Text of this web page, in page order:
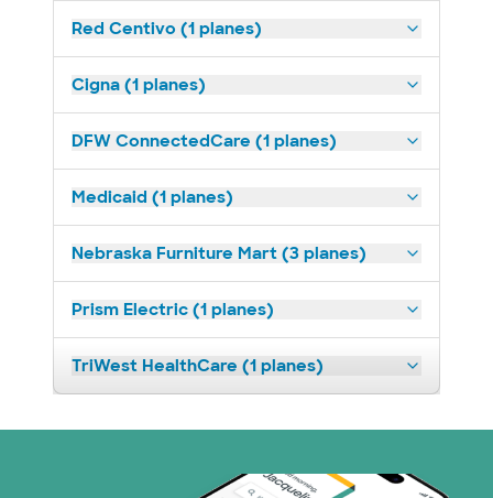
Red Centivo (1 planes)
Cigna (1 planes)
DFW ConnectedCare (1 planes)
Medicaid (1 planes)
Nebraska Furniture Mart (3 planes)
Prism Electric (1 planes)
TriWest HealthCare (1 planes)